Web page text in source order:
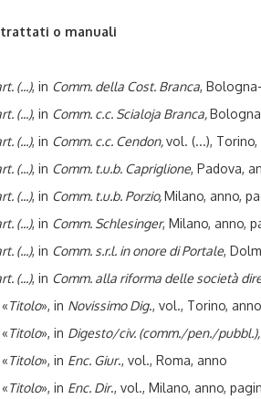
o manuali
(...), in Comm. della Cost. Branca,
(...), in Comm. c.c. Scialoja Branca,
(...), in Comm. c.c. Cendon,vol. (...),
(...), in Comm. t.u.b. Capriglione, Padova,
(...), in Comm. t.u.b. Porzio,Milano, anno,
(...), in Comm. Schlesinger, Milano, anno,
(...), in Comm. s.r.l. in onore di Portale,
(...), in Comm. alla riforma delle società
Titolo», in Novissimo Dig., vol., Torino,
Titolo», in Digesto/civ. (comm./pen./pubbl.),
Titolo», in Enc. Giur., vol., Roma, anno
Titolo», in Enc. Dir., vol., Milano, anno,